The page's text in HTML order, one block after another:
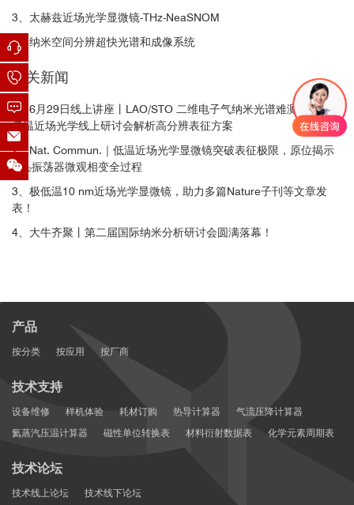
3、太赫兹近场光学显微镜-THz-NeaSNOM
4、纳米空间分辨超快光谱和成像系统
相关新闻
1、6月29日线上讲座丨LAO/STO 二维电子气纳米光谱难测？8K 极
低温近场光学线上研讨会解析高分辨表征方案
2、Nat. Commun.｜低温近场光学显微镜突破表征极限，原位揭示
VO₂振荡器微观相变全过程
3、极低温10 nm近场光学显微镜，助力多篇Nature子刊等文章发
表！
4、大牛齐聚丨第二届国际纳米分析研讨会圆满落幕！
产品
按分类 按应用 按厂商
技术支持
设备维修 样机体验 耗材订购 热导计算器
气流压降计算器
氦蒸汽压温计算器
磁性单位转换表 材料衍射数据表 化学元素周期表
技术论坛
技术线上论坛 技术线下论坛